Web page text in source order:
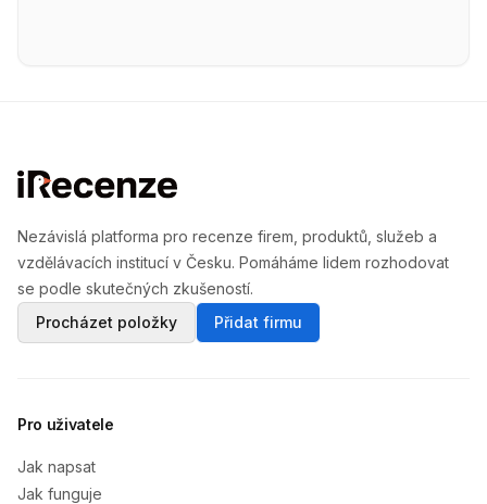
Nezávislá platforma pro recenze firem, produktů, služeb a
vzdělávacích institucí v Česku. Pomáháme lidem rozhodovat
se podle skutečných zkušeností.
Procházet položky
Přidat firmu
Pro uživatele
Jak napsat
Jak funguje